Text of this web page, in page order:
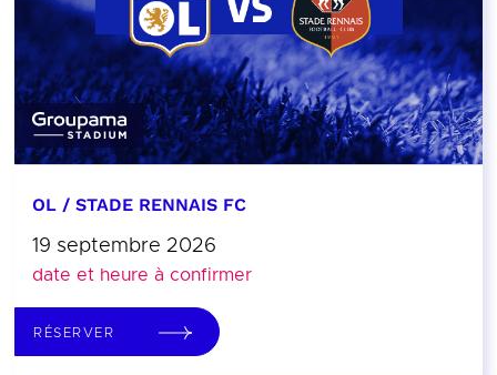
OL / STADE RENNAIS FC
19 septembre 2026
date et heure à confirmer
RÉSERVER